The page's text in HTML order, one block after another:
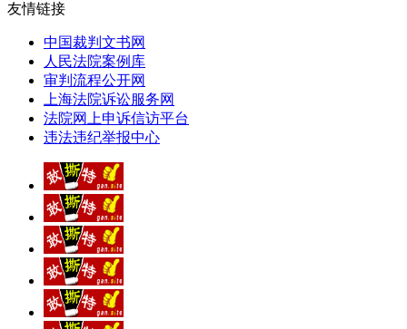
友情链接
中国裁判文书网
人民法院案例库
审判流程公开网
上海法院诉讼服务网
法院网上申诉信访平台
违法违纪举报中心